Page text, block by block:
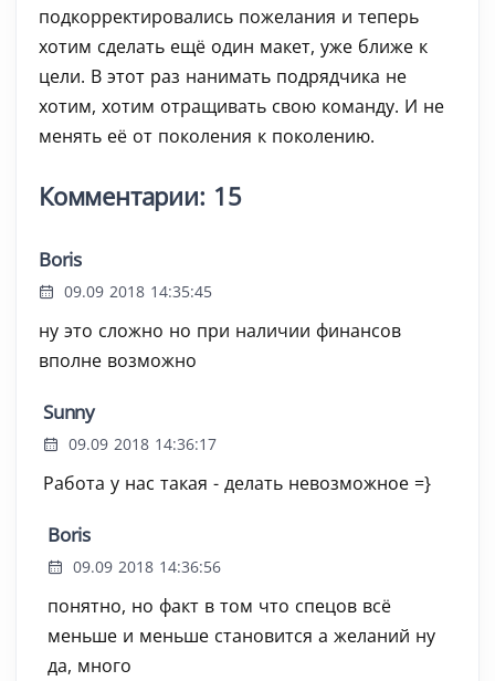
подкорректировались пожелания и теперь
хотим сделать ещё один макет, уже ближе к
цели. В этот раз нанимать подрядчика не
хотим, хотим отращивать свою команду. И не
менять её от поколения к поколению.
Комментарии: 15
Boris
09.09 2018 14:35:45
ну это сложно но при наличии финансов
вполне возможно
Sunny
09.09 2018 14:36:17
Работа у нас такая - делать невозможное =}
Boris
09.09 2018 14:36:56
понятно, но факт в том что спецов всё
меньше и меньше становится а желаний ну
да, много